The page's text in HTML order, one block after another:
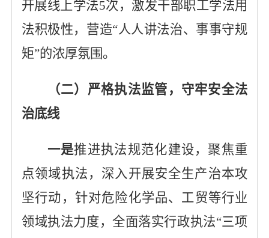
开展线上学法5次， 激发干部职工学法用
法积极性，营造“人人讲法治、事事守规
矩”的浓厚氛围。
（二）严格执法监管，守牢安全法
治底线
一是推进执法规范化建设，聚焦重
点领域执法，深入开展安全生产治本攻
坚行动， 针对危险化学品、工贸等行业
领域执法力度，全面落实行政执法“三项